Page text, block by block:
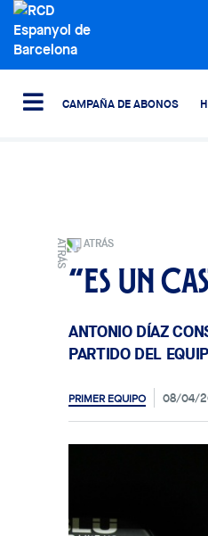
CAMPAÑA DE ABONOS
ATRÁS
“Es un
ANTONIO DÍAZ
PARTIDO DEL
PRIMER EQUIPO 08/04/